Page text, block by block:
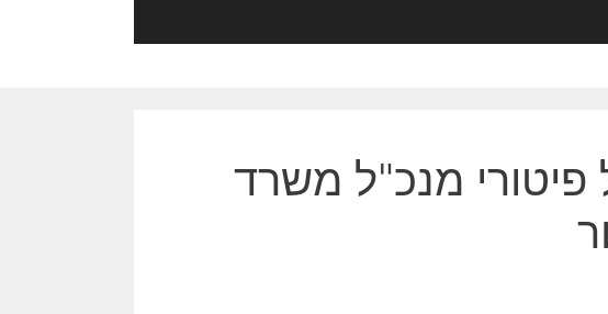
מנכ"ל משרד